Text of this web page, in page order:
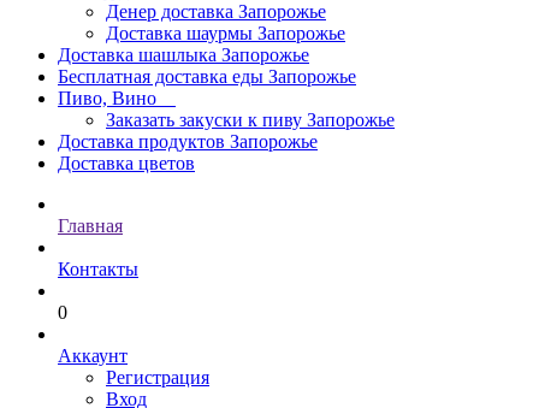
Денер доставка Запорожье
Доставка шаурмы Запорожье
Доставка шашлыка Запорожье
Бесплатная доставка еды Запорожье
Пиво, Вино
Заказать закуски к пиву Запорожье
Доставка продуктов Запорожье
Доставка цветов
Главная
Контакты
0
Аккаунт
Регистрация
Вход